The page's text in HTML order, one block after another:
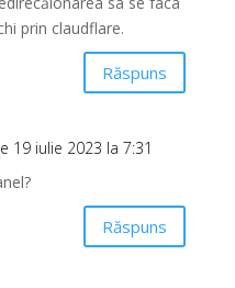
prin claudflare.
Răspuns
19 iulie 2023 la 7:31
Răspuns